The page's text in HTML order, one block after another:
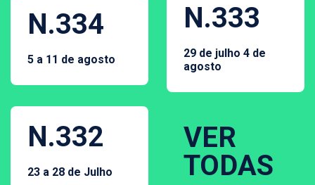
N.334
5 a 11 de agosto
N.333
29 de julho 4 de
agosto
N.332
23 a 28 de Julho
VER
TODAS